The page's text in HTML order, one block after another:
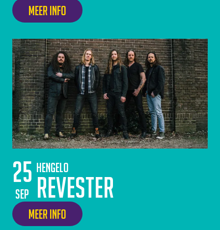
Meer info
25
sep
Hengelo
Revester
Meer info